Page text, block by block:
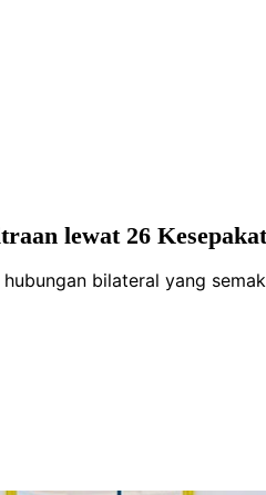
lewat 26
bilateral yang